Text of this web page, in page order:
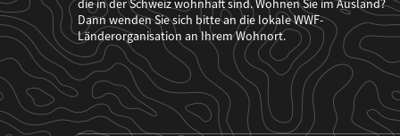
über
seine
Projekte
informiert.
die in der Schweiz wohnhaft sind. Wohnen Sie im Ausland?
Dann wenden Sie sich bitte an die lokale WWF-
Länderorganisation an Ihrem Wohnort.